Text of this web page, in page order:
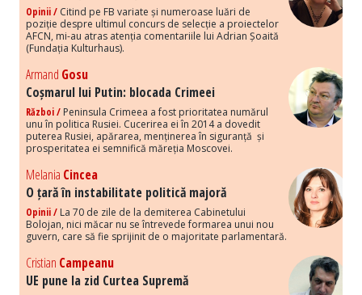
Opinii / Citind pe FB variate și numeroase luări de
poziție despre ultimul concurs de selecție a proiectelor
AFCN, mi-au atras atenția comentariile lui Adrian Șoaită
(Fundația Kulturhaus).
Armand Gosu
Coșmarul lui Putin: blocada Crimeei
Război / Peninsula Crimeea a fost prioritatea numărul
unu în politica Rusiei. Cucerirea ei în 2014 a dovedit
puterea Rusiei, apărarea, menținerea în siguranță și
prosperitatea ei semnifică măreția Moscovei.
Melania Cincea
O țară în instabilitate politică majoră
Opinii / La 70 de zile de la demiterea Cabinetului
Bolojan, nici măcar nu se întrevede formarea unui nou
guvern, care să fie sprijinit de o majoritate parlamentară.
Cristian Campeanu
UE pune la zid Curtea Supremă